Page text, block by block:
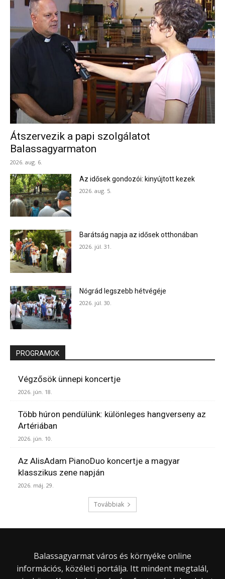
Átszervezik a papi szolgálatot
Balassagyarmaton
2026. aug. 6.
Az idősek gondozói: kinyújtott kezek
2026. aug. 5.
Barátság napja az idősek otthonában
2026. júl. 31.
Nógrád legszebb hétvégéje
2026. júl. 30.
PROGRAMOK
Végzősök ünnepi koncertje
2026. jún. 18.
Több húron pendülünk: különleges hangverseny az
Artériában
2026. jún. 10.
Az AlisAdam PianoDuo koncertje a magyar
klasszikus zene napján
2026. máj. 29.
Továbbiak
Balassagyarmat város és környéke online
információs, közéleti portálja. Itt mindent megtalál,